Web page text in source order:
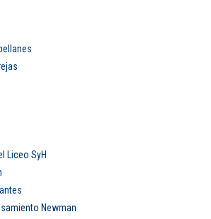
Liceo SyH
Newman
de Corrupción y Sobornos